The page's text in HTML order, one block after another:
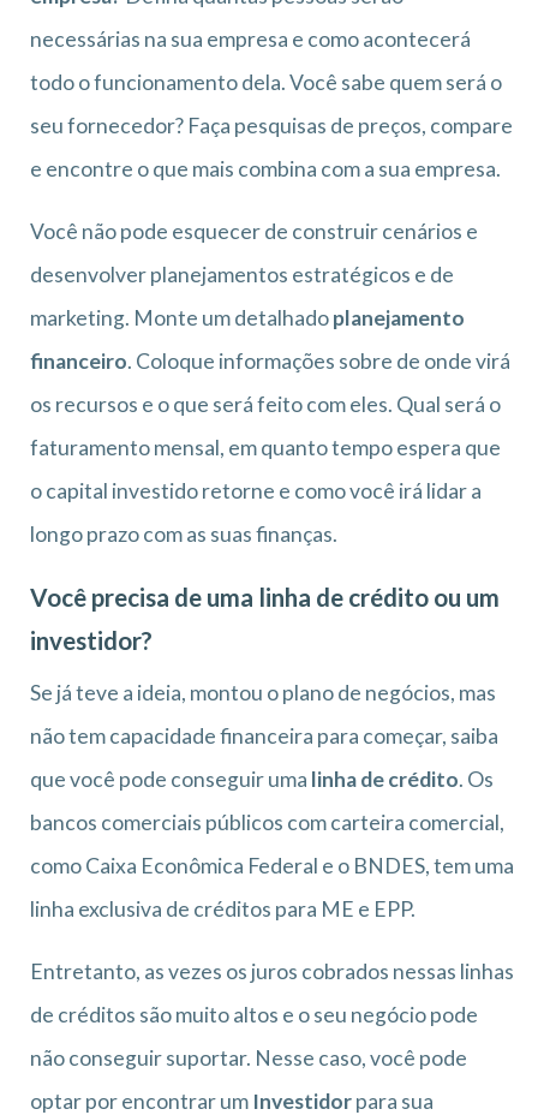
necessárias na sua empresa e como acontecerá
todo o funcionamento dela. Você sabe quem será o
seu fornecedor? Faça pesquisas de preços, compare
e encontre o que mais combina com a sua empresa.
Você não pode esquecer de construir cenários e
desenvolver planejamentos estratégicos e de
marketing. Monte um detalhadoplanejamento
financeiro. Coloque informações sobre de onde virá
os recursos e o que será feito com eles. Qual será o
faturamento mensal, em quanto tempo espera que
o capital investido retorne e como você irá lidar a
longo prazo com as suas finanças.
Você precisa de uma linha de crédito ou um
investidor?
Se já teve a ideia, montou o plano de negócios, mas
não tem capacidade financeira para começar, saiba
que você pode conseguir uma linha de crédito. Os
bancos comerciais públicos com carteira comercial,
como Caixa Econômica Federal e o BNDES, tem uma
linha exclusiva de créditos para ME e EPP.
Entretanto, as vezes os juros cobrados nessas linhas
de créditos são muito altos e o seu negócio pode
não conseguir suportar. Nesse caso, você pode
optar por encontrar um Investidorpara sua